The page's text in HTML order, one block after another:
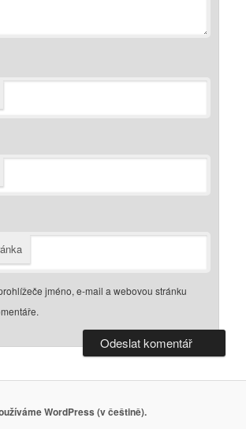
jméno, e-mail a webovou stránku
WordPress (v češtině).